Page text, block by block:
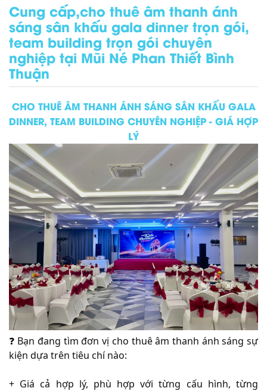
Cung cấp,cho thuê âm thanh ánh
sáng sân khấu gala dinner trọn gói,
team building trọn gói chuyên
nghiệp tại Mũi Né Phan Thiết Bình
Thuận
CHO THUÊ ÂM THANH ÁNH SÁNG SÂN KHẤU GALA
DINNER, TEAM BUILDING CHUYÊN NGHIỆP - GIÁ HỢP
LÝ
❓ Bạn đang tìm đơn vị cho thuê âm thanh ánh sáng sự
kiện dựa trên tiêu chí nào:
+ Giá cả hợp lý, phù hợp với từng cấu hình, từng